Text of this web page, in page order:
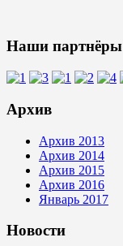
Наши партнёры
Архив
Архив 2013
Архив 2014
Архив 2015
Архив 2016
Январь 2017
Новости